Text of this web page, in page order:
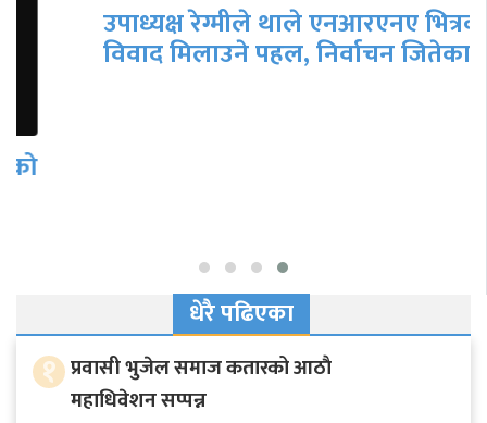
उपाध्यक्ष रेग्मीले थाले एनआरएनए भित्रको
विवाद मिलाउने पहल, निर्वाचन जितेका…
धेरै पढिएका
१ प्रवासी भुजेल समाज कतारको आठाै
महाधिवेशन सप्पन्न